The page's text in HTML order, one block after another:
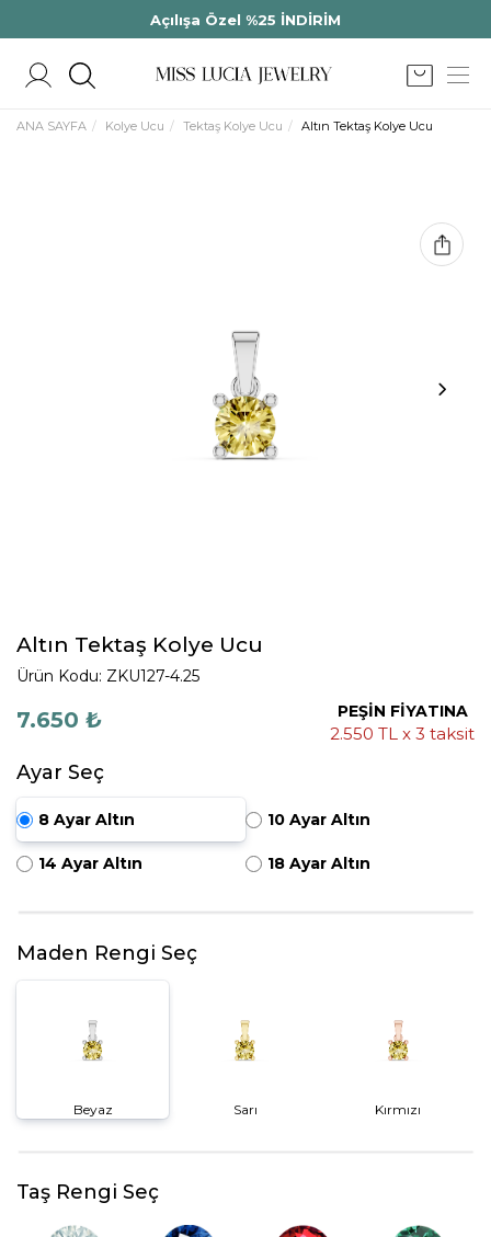
Açılışa Özel %25 İNDİRİM
ANA SAYFA Kolye Ucu Tektaş Kolye Ucu Altın Tektaş Kolye Ucu
Altın Tektaş Kolye Ucu
Ürün Kodu: ZKU127-4.25
7.650 ₺ PEŞİN FİYATINA
2.550 TL x 3 taksit
Ayar Seç
8 Ayar Altın 10 Ayar Altın
14 Ayar Altın 18 Ayar Altın
Maden Rengi Seç
Beyaz Sarı Kırmızı
Taş Rengi Seç